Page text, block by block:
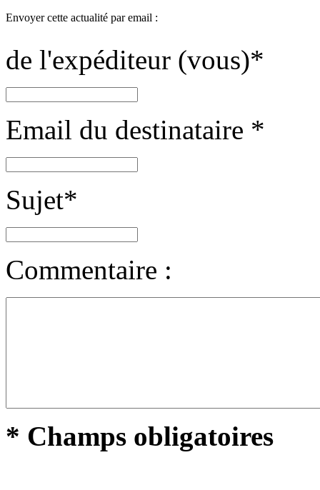
Envoyer cette actualité par email :
de l'expéditeur (vous)*
Email du destinataire *
Sujet*
Commentaire :
* Champs obligatoires